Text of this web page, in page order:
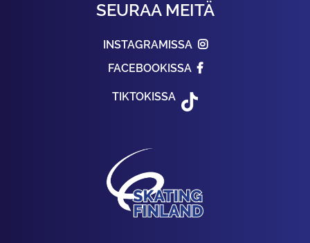
SEURAA MEITÄ
INSTAGRAMISSA
FACEBOOKISSA
TIKTOKISSA